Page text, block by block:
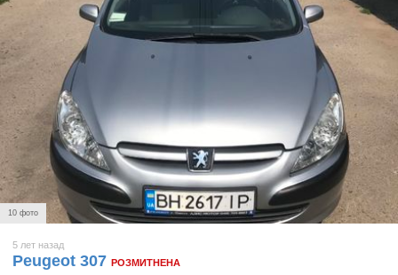
10 фото
5 лет назад
Peugeot 307 РОЗМИТНЕНА